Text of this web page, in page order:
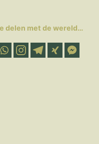
delen met de wereld…